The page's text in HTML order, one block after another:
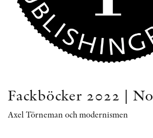
Fackböcker 2022 |
Axel Törneman och modernismen